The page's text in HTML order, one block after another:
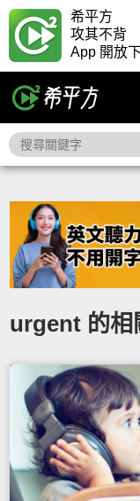
希平方
攻其不背
App 開放
urgent 的相